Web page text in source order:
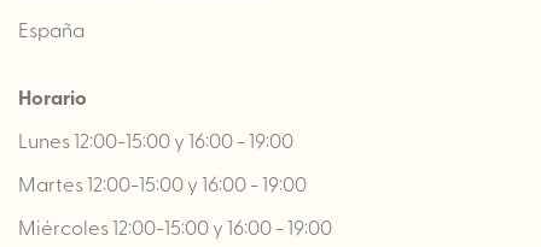
España
Horario
Lunes 12:00-15:00 y 16:00 - 19:00
Martes 12:00-15:00 y 16:00 - 19:00
Miércoles 12:00-15:00 y 16:00 - 19:00